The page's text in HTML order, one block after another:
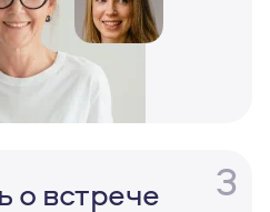
3
о встрече